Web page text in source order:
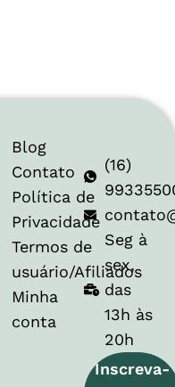
Blog
Contato
Política de
Privacidade
Termos de
usuário/Afiliados
Minha
conta
(16)
Seg à
sex,
das
13h às
20h
Inscreva-